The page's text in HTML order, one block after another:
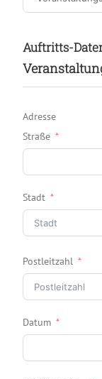
Auftritts-
Adresse
Straße
Stadt
Postleitzahl
Datum